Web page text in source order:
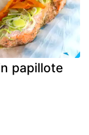
papillote